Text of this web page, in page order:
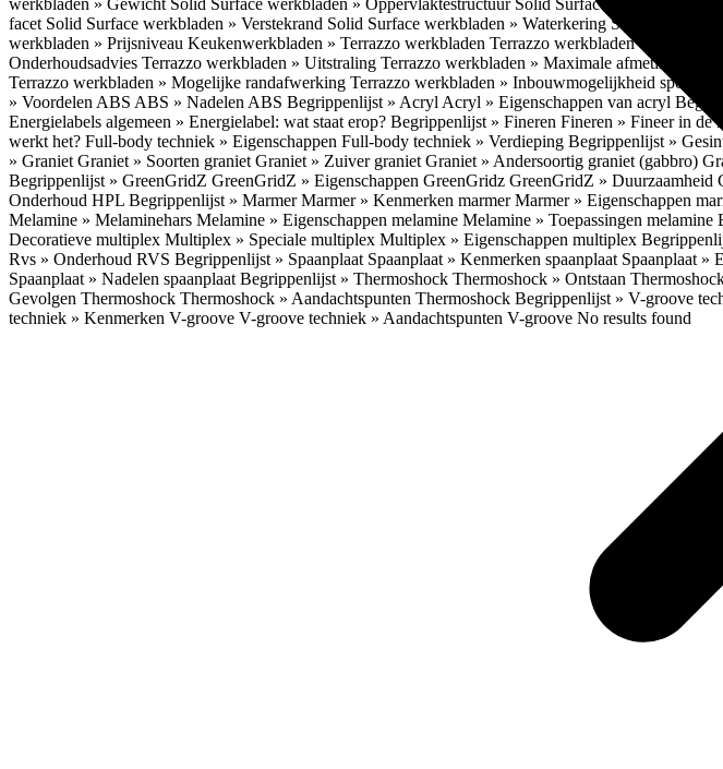
werkbladen » Gewicht Solid Surface werkbladen » Oppervlaktestructuur Solid Surface werkbladen »
facet Solid Surface werkbladen » Verstekrand Solid Surface werkbladen » WaterkeringSolid Surface
werkbladen » Prijsniveau Keukenwerkbladen » Terrazzo werkbladen Terrazzo werkbladen »
Onderhoudsadvies Terrazzo werkbladen » Uitstraling Terrazzo werkbladen » Maximale afmetingen
Terrazzo werkbladen » Mogelijke randafwerking Terrazzo werkbladen » Inbouwmogelijkheid spoelbak
» Voordelen ABS ABS » Nadelen ABS Begrippenlijst » Acryl Acryl » Eigenschappen van acryl
Energielabels algemeen » Energielabel: wat staat erop? Begrippenlijst » Fineren Fineren » Fineer in de
werkt het? Full-body techniek » Eigenschappen Full-body techniek » Verdieping Begrippenlijst »
» Graniet Graniet » Soorten graniet Graniet » Zuiver graniet Graniet » Andersoortig graniet (gabbro)
Begrippenlijst » GreenGridZ GreenGridZ » Eigenschappen GreenGridz GreenGridZ » Duurzaamheid
Onderhoud HPL Begrippenlijst » MarmerMarmer » Kenmerken marmerMarmer » Eigenschappen
Melamine » Melaminehars Melamine » Eigenschappen melamine Melamine » Toepassingen melamine
Decoratieve multiplex Multiplex » Speciale multiplex Multiplex » Eigenschappen multiplex
Rvs » Onderhoud RVS Begrippenlijst » Spaanplaat Spaanplaat » Kenmerken spaanplaat Spaanplaat »
Spaanplaat » Nadelen spaanplaat Begrippenlijst » Thermoshock Thermoshock » Ontstaan
Gevolgen Thermoshock Thermoshock » Aandachtspunten Thermoshock Begrippenlijst » V-groove
techniek » Kenmerken V-groove V-groove techniek » Aandachtspunten V-groove No results found